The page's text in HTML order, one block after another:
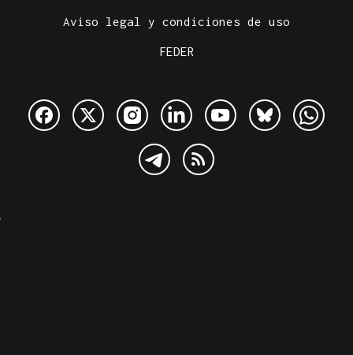
Aviso legal y condiciones de uso
FEDER